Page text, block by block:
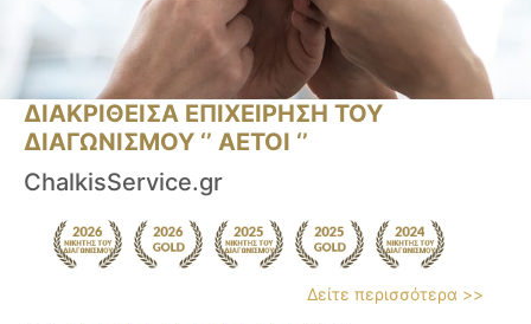
ΔΙΑΚΡΙΘΕΙΣΑ ΕΠΙΧΕΙΡΗΣΗ ΤΟΥ
ΔΙΑΓΩΝΙΣΜΟΥ ‘’ ΑΕΤΟΙ ‘’
ChalkisService.gr
Δείτε περισσότερα >>